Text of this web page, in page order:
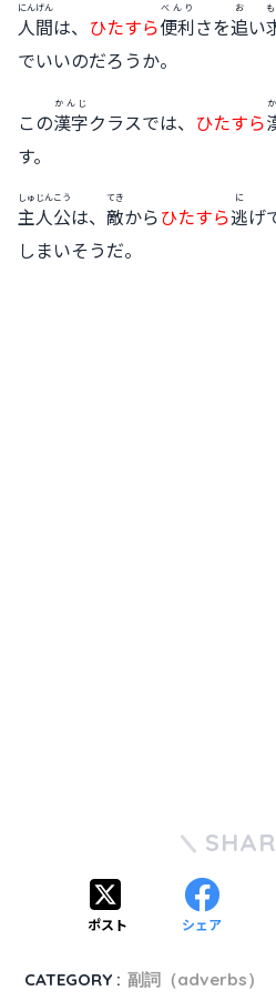
人間
にんげん
は、 ひたすら便利
べんり
さを追
お
い
も
でいいのだろうか。
この漢字
かんじ
クラスでは、 ひたすら
す。
主人公
しゅじんこう
は、 敵
てき
からひたすら逃
に
げ
しまいそうだ。
ポスト シェア
CATEGORY : 副詞（adverbs）